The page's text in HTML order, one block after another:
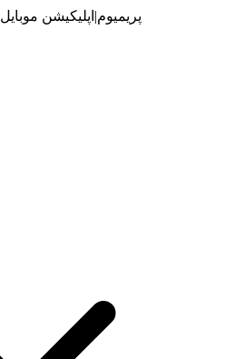
پریمیوم| اپلیکیشن موبایل